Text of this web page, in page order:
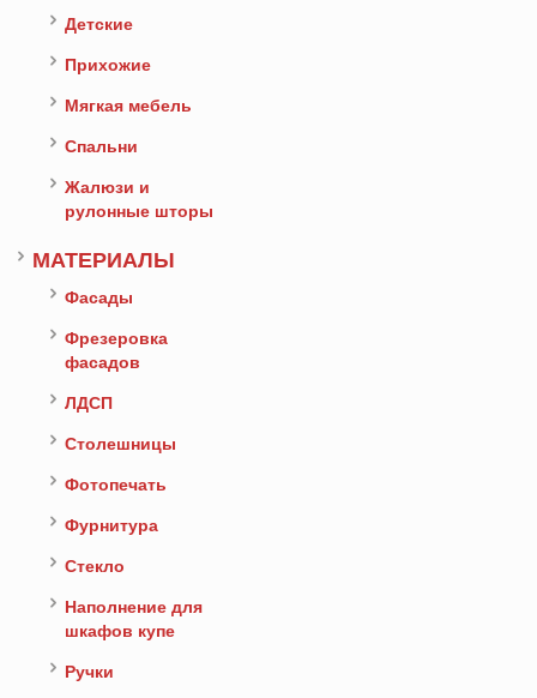
Детские
Прихожие
Мягкая мебель
Спальни
Жалюзи и
рулонные шторы
МАТЕРИАЛЫ
Фасады
Фрезеровка
фасадов
ЛДСП
Столешницы
Фотопечать
Фурнитура
Стекло
Наполнение для
шкафов купе
Ручки